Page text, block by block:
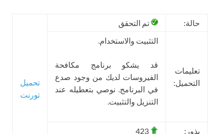
حالة: تم التحقق
تحميل
تورنت
تعليمات
التحميل:
التثبيت والاستخدام.
قد يشكو برنامج مكافحة
الفيروسات لديك من وجود صدع
في البرنامج. نوصي بتعطيله عند
التنزيل والتثبيت.
بذور: